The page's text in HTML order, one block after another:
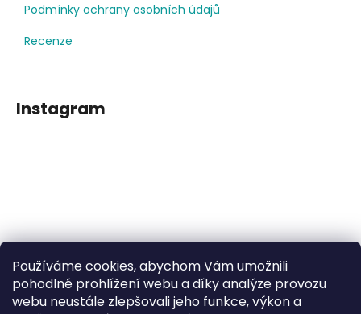
Používáme cookies, abychom Vám umožnili
pohodlné prohlížení webu a díky analýze provozu
webu neustále zlepšovali jeho funkce, výkon a
Podmínky ochrany osobních údajů
Recenze
Instagram
Sledovat na Instagramu